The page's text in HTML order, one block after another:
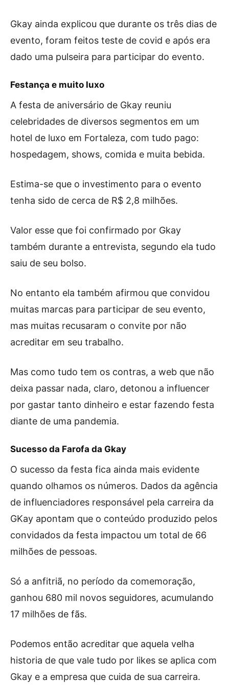
Gkay ainda explicou que durante os três dias de
evento, foram feitos teste de covid e após era
dado uma pulseira para participar do evento.
Festança e muito luxo
A festa de aniversário de Gkay reuniu
celebridades de diversos segmentos em um
hotel de luxo em Fortaleza, com tudo pago:
hospedagem, shows, comida e muita bebida.
Estima-se que o investimento para o evento
tenha sido de cerca de R$ 2,8 milhões.
Valor esse que foi confirmado por Gkay
também durante a entrevista, segundo ela tudo
saiu de seu bolso.
No entanto ela também afirmou que convidou
muitas marcas para participar de seu evento,
mas muitas recusaram o convite por não
acreditar em seu trabalho.
Mas como tudo tem os contras, a web que não
deixa passar nada, claro, detonou a influencer
por gastar tanto dinheiro e estar fazendo festa
diante de uma pandemia.
Sucesso da Farofa da Gkay
O sucesso da festa fica ainda mais evidente
quando olhamos os números. Dados da agência
de influenciadores responsável pela carreira da
GKay apontam que o conteúdo produzido pelos
convidados da festa impactou um total de 66
milhões de pessoas.
Só a anfitriã, no período da comemoração,
ganhou 680 mil novos seguidores, acumulando
17 milhões de fãs.
Podemos então acreditar que aquela velha
historia de que vale tudo por likes se aplica com
Gkay e a empresa que cuida de sua carreira.